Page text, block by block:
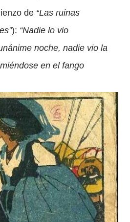
de “Las ruinas
): “Nadie lo vio
noche, nadie vio la
en el fango